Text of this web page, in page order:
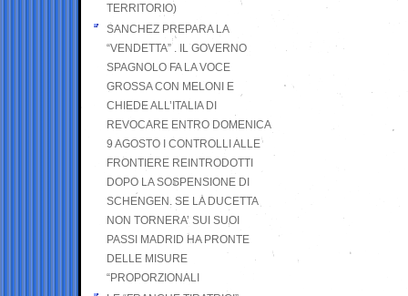
TERRITORIO)
SANCHEZ PREPARA LA
“VENDETTA” . IL GOVERNO
SPAGNOLO FA LA VOCE
GROSSA CON MELONI E
CHIEDE ALL’ITALIA DI
REVOCARE ENTRO DOMENICA
9 AGOSTO I CONTROLLI ALLE
FRONTIERE REINTRODOTTI
DOPO LA SOSPENSIONE DI
SCHENGEN. SE LA DUCETTA
NON TORNERA’ SUI SUOI
PASSI MADRID HA PRONTE
DELLE MISURE
“PROPORZIONALI